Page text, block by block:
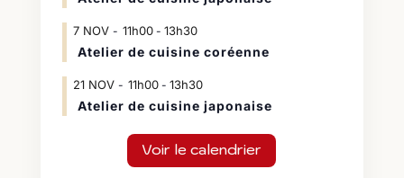
7 NOV 11h00- 13h30
Atelier de cuisine coréenne
21 NOV 11h00- 13h30
Atelier de cuisine japonaise
Voir le calendrier